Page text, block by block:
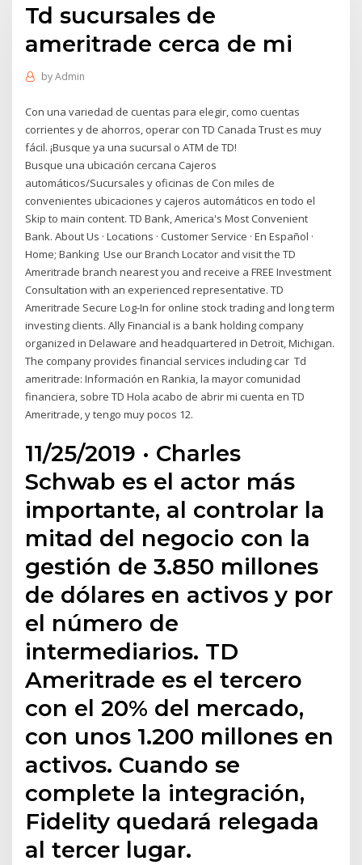
Td sucursales de
ameritrade cerca de mi
byAdmin
Con una variedad de cuentas para elegir, como cuentas
corrientes y de ahorros, operar con TD Canada Trust es muy
fácil. ¡Busque ya una sucursal o ATM de TD!
Busque una ubicación cercana Cajeros
automáticos/Sucursales y oficinas de Con miles de
convenientes ubicaciones y cajeros automáticos en todo el
Skip to main content. TD Bank, America's Most Convenient
Bank. About Us · Locations · Customer Service · En Español ·
Home; Banking Use our Branch Locator and visit the TD
Ameritrade branch nearest you and receive a FREE Investment
Consultation with an experienced representative. TD
Ameritrade Secure Log-In for online stock trading and long term
investing clients. Ally Financial is a bank holding company
organized in Delaware and headquartered in Detroit, Michigan.
The company provides financial services including car Td
ameritrade: Información en Rankia, la mayor comunidad
financiera, sobre TD Hola acabo de abrir mi cuenta en TD
Ameritrade, y tengo muy pocos 12.
11/25/2019 · Charles
Schwab es el actor más
importante, al controlar la
mitad del negocio con la
gestión de 3.850 millones
de dólares en activos y por
el número de
intermediarios. TD
Ameritrade es el tercero
con el 20% del mercado,
con unos 1.200 millones en
activos. Cuando se
complete la integración,
Fidelity quedará relegada
al tercer lugar.